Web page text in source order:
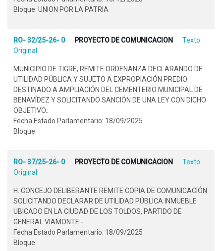
Bloque: UNION POR LA PATRIA
RO- 32/25-26- 0 PROYECTO DE COMUNICACION
Texto
Original
MUNICIPIO DE TIGRE, REMITE ORDENANZA DECLARANDO DE
UTILIDAD PÚBLICA Y SUJETO A EXPROPIACIÓN PREDIO
DESTINADO A AMPLIACIÓN DEL CEMENTERIO MUNICIPAL DE
BENAVÍDEZ Y SOLICITANDO SANCIÓN DE UNA LEY CON DICHO
OBJETIVO..
Fecha Estado Parlamentario: 18/09/2025
Bloque:
RO- 37/25-26- 0 PROYECTO DE COMUNICACION
Texto
Original
H. CONCEJO DELIBERANTE REMITE COPIA DE COMUNICACIÓN
SOLICITANDO DECLARAR DE UTILIDAD PÚBLICA INMUEBLE
UBICADO EN LA CIUDAD DE LOS TOLDOS, PARTIDO DE
GENERAL VIAMONTE.-.
Fecha Estado Parlamentario: 18/09/2025
Bloque: